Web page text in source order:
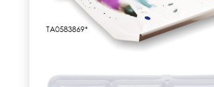
TA0583869*